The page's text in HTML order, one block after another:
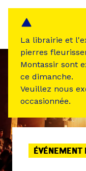
ÉVÉNEMENT
La librairie et
pierres
Montassir sont
ce dimanche.
Veuillez nous
occasionnée.
Panneau de gestion